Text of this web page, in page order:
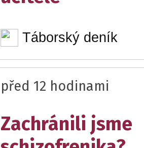
Táborský deník
před 12 hodinami
Zachránili jsme